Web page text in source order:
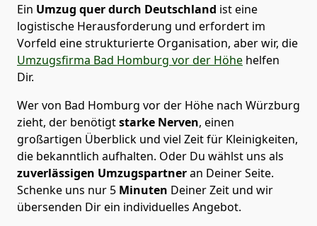
Ein Umzug quer durch Deutschland ist eine
logistische Herausforderung und erfordert im
Vorfeld eine strukturierte Organisation, aber wir, die
Umzugsfirma Bad Homburg vor der Höhe helfen
Dir.
Wer von Bad Homburg vor der Höhe nach Würzburg
zieht, der benötigtstarke Nerven, einen
großartigen Überblick und viel Zeit für Kleinigkeiten,
die bekanntlich aufhalten. Oder Du wählst uns als
zuverlässigen Umzugspartneran Deiner Seite.
Schenke uns nur 5 Minuten Deiner Zeit und wir
übersenden Dir ein individuelles Angebot.